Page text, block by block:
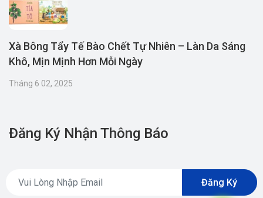
Xà Bông Tẩy Tế Bào Chết Tự Nhiên – Làn Da Sáng
Khô, Mịn Mịnh Hơn Mỗi Ngày
Tháng 6 02, 2025
Đăng Ký Nhận Thông Báo
Đăng Ký